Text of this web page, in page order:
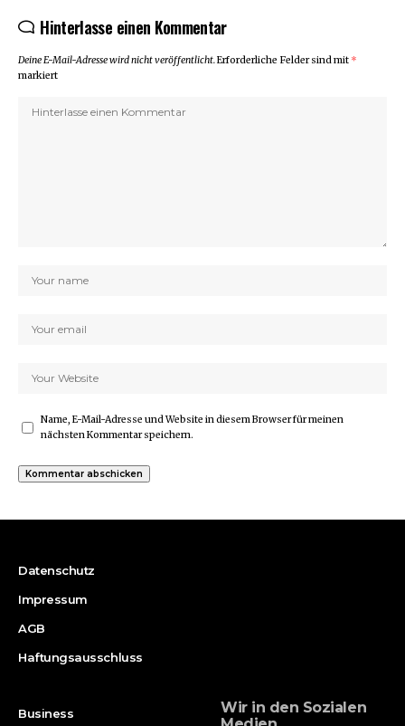
Hinterlasse einen Kommentar
Deine E-Mail-Adresse wird nicht veröffentlicht.Erforderliche Felder sind mit *
markiert
Name, E-Mail-Adresse und Website in diesem Browser für meinen
nächsten Kommentar speichern.
Datenschutz
Impressum
AGB
Haftungsausschluss
Business
Wir in den Sozialen